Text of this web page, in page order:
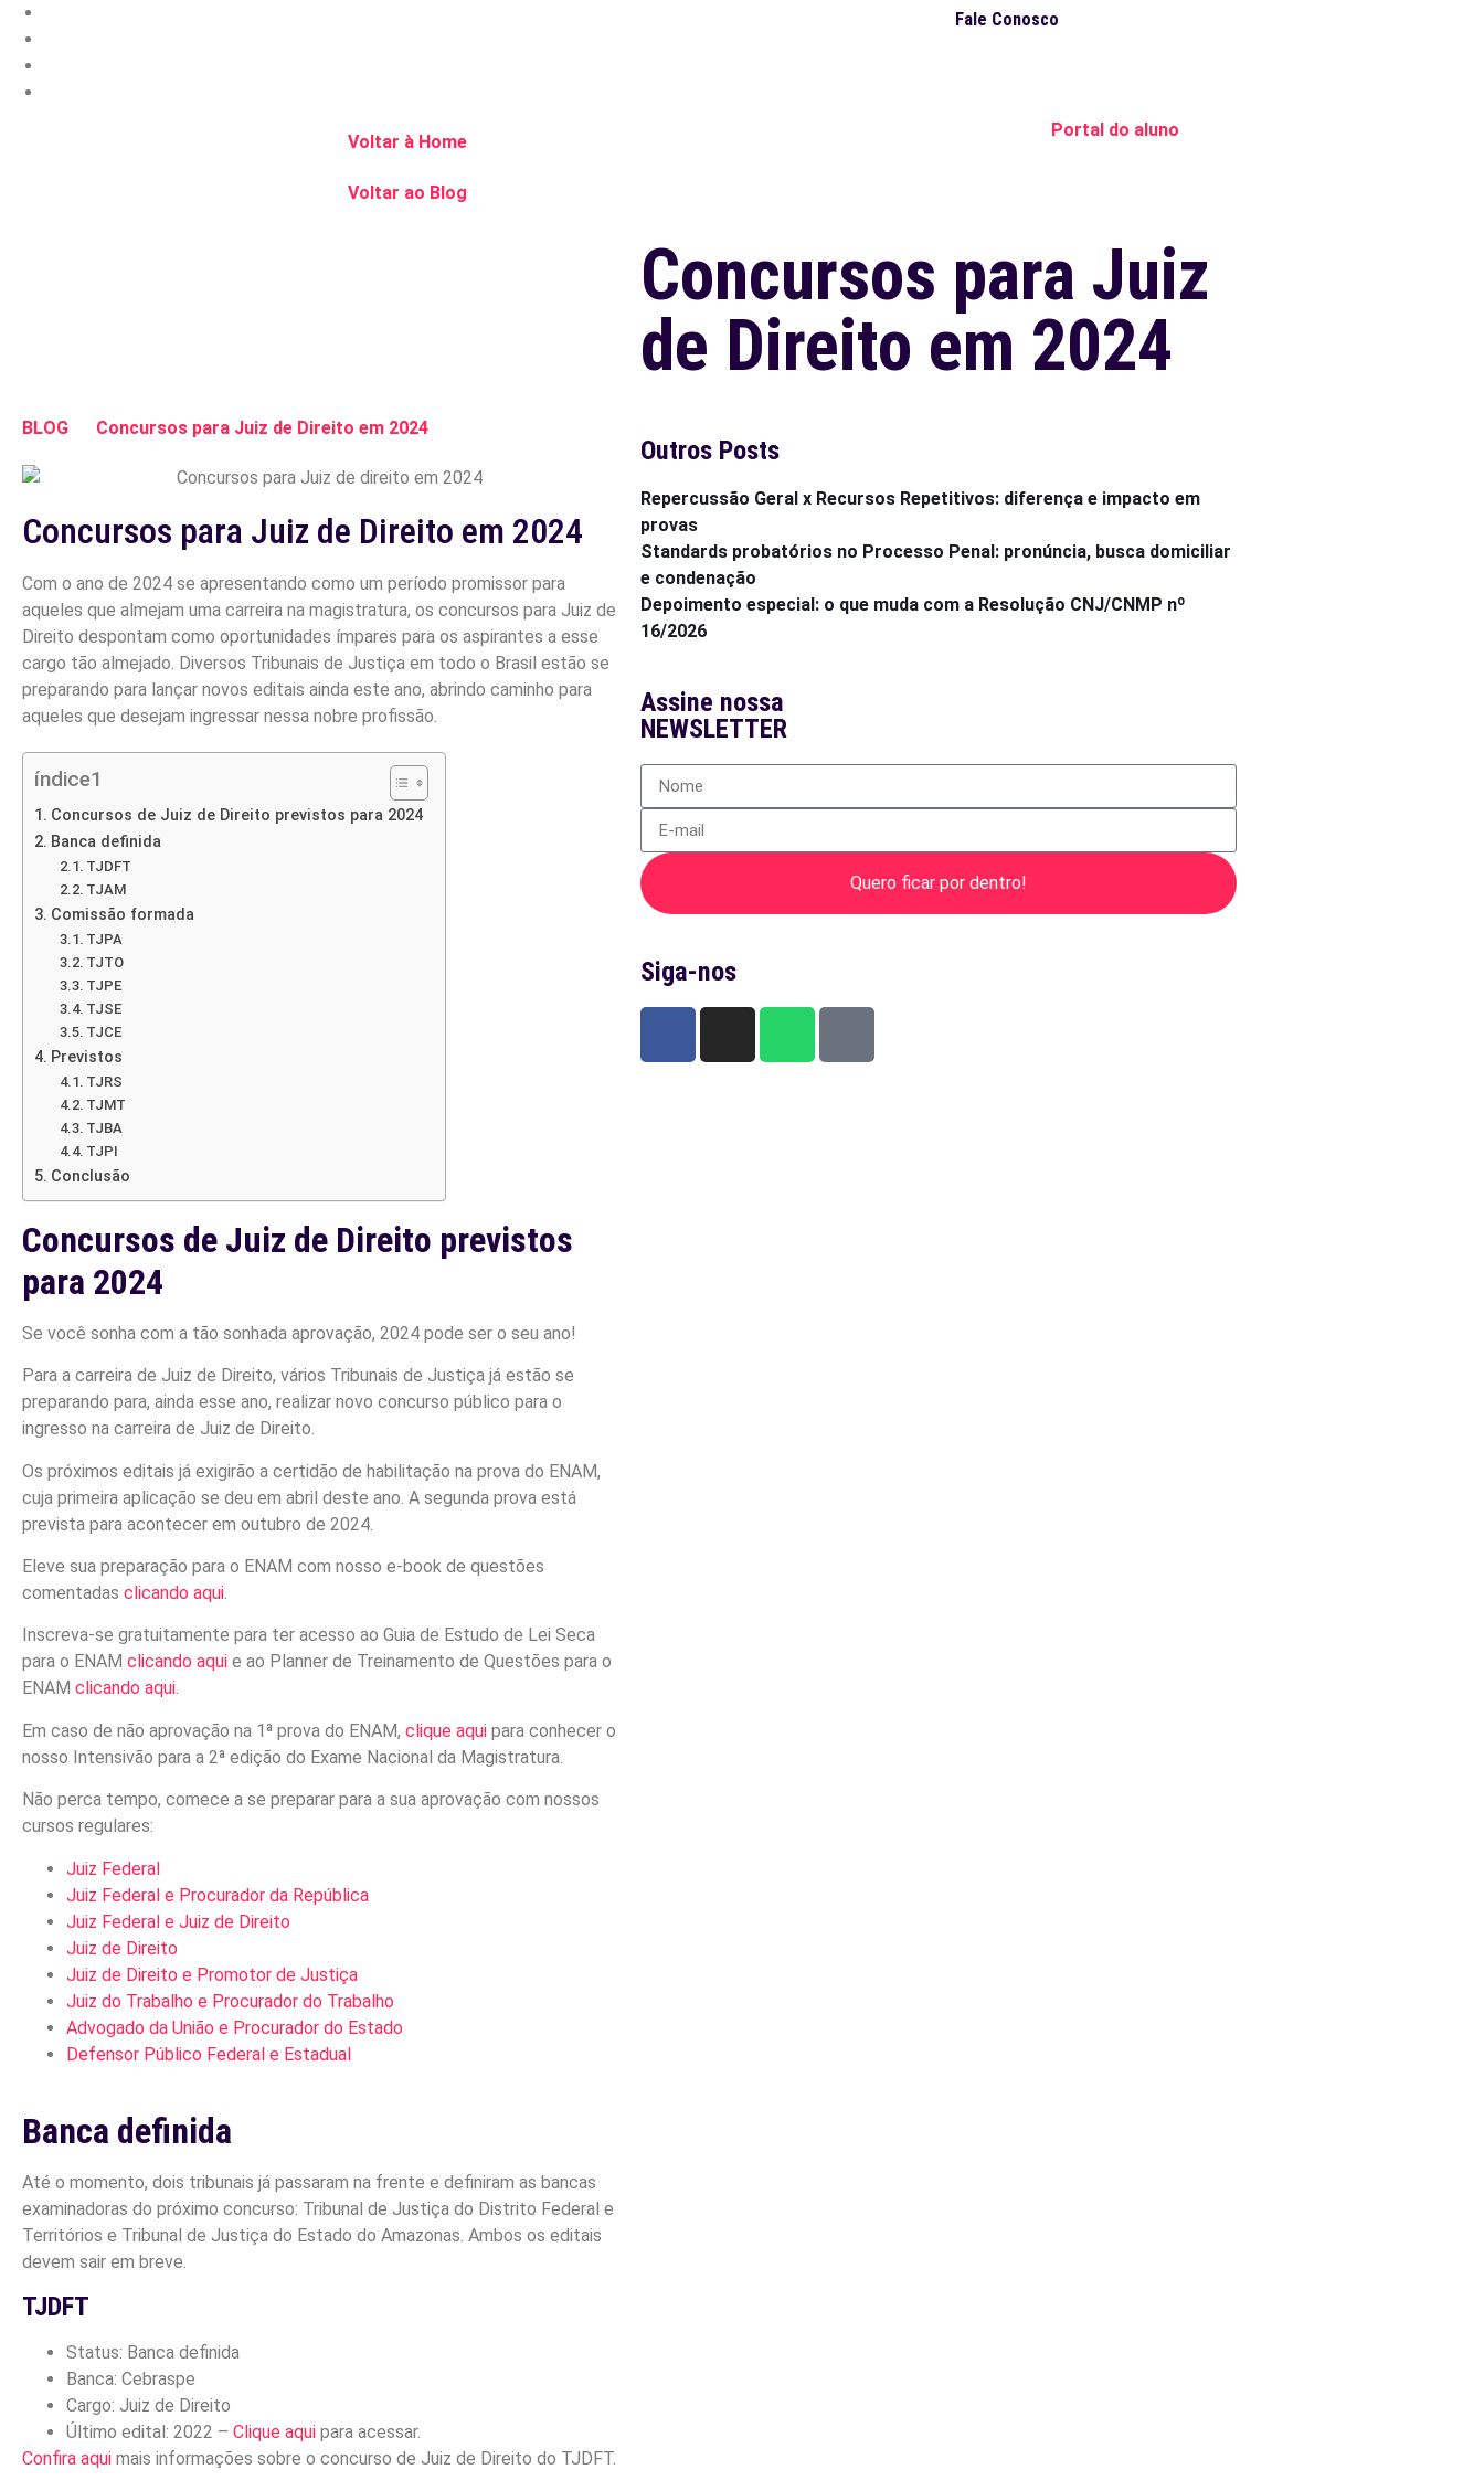
Fale Conosco
Voltar à Home
Voltar ao Blog
Portal do aluno
Concursos para Juiz
de Direito em 2024
BLOG Concursos para Juiz de Direito em 2024
Concursos para Juiz de Direito em 2024
Com o ano de 2024 se apresentando como um período promissor para
aqueles que almejam uma carreira na magistratura, os concursos para Juiz de
Direito despontam como oportunidades ímpares para os aspirantes a esse
cargo tão almejado. Diversos Tribunais de Justiça em todo o Brasil estão se
preparando para lançar novos editais ainda este ano, abrindo caminho para
aqueles que desejam ingressar nessa nobre profissão.
índice1
Concursos de Juiz de Direito previstos para 2024
Banca definida
TJDFT
TJAM
Comissão formada
TJPA
TJTO
TJPE
TJSE
TJCE
Previstos
TJRS
TJMT
TJBA
TJPI
Conclusão
Concursos de Juiz de Direito previstos
para 2024
Se você sonha com a tão sonhada aprovação, 2024 pode ser o seu ano!
Para a carreira de Juiz de Direito, vários Tribunais de Justiça já estão se
preparando para, ainda esse ano, realizar novo concurso público para o
ingresso na carreira de Juiz de Direito.
Os próximos editais já exigirão a certidão de habilitação na prova do ENAM,
cuja primeira aplicação se deu em abril deste ano. A segunda prova está
prevista para acontecer em outubro de 2024.
Eleve sua preparação para o ENAM com nosso e-book de questões
comentadas clicando aqui.
Inscreva-se gratuitamente para ter acesso ao Guia de Estudo de Lei Seca
para o ENAM clicando aqui e ao Planner de Treinamento de Questões para o
ENAM clicando aqui.
Em caso de não aprovação na 1ª prova do ENAM, clique aqui para conhecer o
nosso Intensivão para a 2ª edição do Exame Nacional da Magistratura.
Não perca tempo, comece a se preparar para a sua aprovação com nossos
cursos regulares:
Juiz Federal
Juiz Federal e Procurador da República
Juiz Federal e Juiz de Direito
Juiz de Direito
Juiz de Direito e Promotor de Justiça
Juiz do Trabalho e Procurador do Trabalho
Advogado da União e Procurador do Estado
Defensor Público Federal e Estadual
Banca definida
Até o momento, dois tribunais já passaram na frente e definiram as bancas
examinadoras do próximo concurso: Tribunal de Justiça do Distrito Federal e
Territórios e Tribunal de Justiça do Estado do Amazonas. Ambos os editais
devem sair em breve.
TJDFT
Status: Banca definida
Banca: Cebraspe
Cargo: Juiz de Direito
Último edital: 2022 – Clique aqui para acessar.
Confira aqui mais informações sobre o concurso de Juiz de Direito do TJDFT.
Outros Posts
Repercussão Geral x Recursos Repetitivos: diferença e impacto em
provas
Standards probatórios no Processo Penal: pronúncia, busca domiciliar
e condenação
Depoimento especial: o que muda com a Resolução CNJ/CNMP nº
16/2026
Assine nossa
NEWSLETTER
Quero ficar por dentro!
Siga-nos